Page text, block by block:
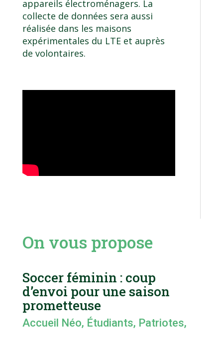
appareils électroménagers. La
collecte de données sera aussi
réalisée dans les maisons
expérimentales du LTE et auprès
de volontaires.
On vous propose
Soccer féminin : coup
d’envoi pour une saison
prometteuse
Accueil Néo, Étudiants, Patriotes,